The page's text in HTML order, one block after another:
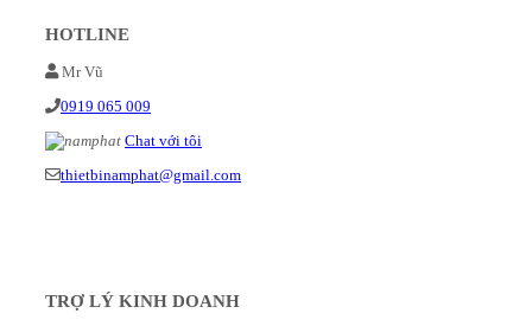
HOTLINE
Mr Vũ
0919 065 009
Chat với tôi
thietbinamphat@gmail.com
TRỢ LÝ KINH DOANH